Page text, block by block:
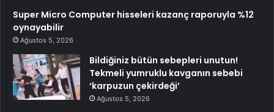
Super Micro Computer hisseleri kazanç raporuyla %12
oynayabilir
Ağustos 5, 2026
Bildiğiniz bütün sebepleri unutun!
Tekmeli yumruklu kavganın sebebi
‘karpuzun çekirdeği’
Ağustos 5, 2026